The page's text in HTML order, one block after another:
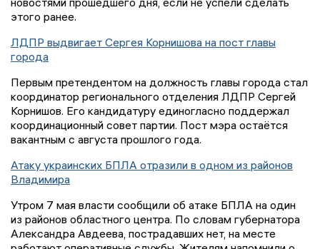
этого ранее.
ЛДПР выдвигает Сергея Корнишова на пост главы
города
Первым претендентом на должность главы города стал
координатор регионального отделения ЛДПР Сергей
Корнишов. Его кандидатуру единогласно поддержал
координационный совет партии. Пост мэра остаётся
вакантным с августа прошлого года.
Атаку украинских БПЛА отразили в одном из районов
Владимира
Утром 7 мая власти сообщили об атаке БПЛА на один
из районов областного центра. По словам губернатора
Александра Авдеева, пострадавших нет, на месте